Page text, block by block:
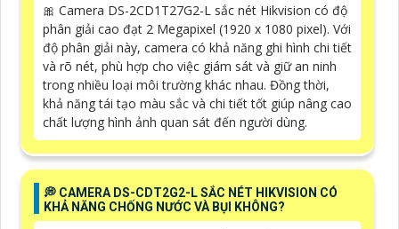
🎀 Camera DS-2CD1T27G2-L sắc nét Hikvision có độ
phân giải cao đạt 2 Megapixel (1920 x 1080 pixel). Với
độ phân giải này, camera có khả năng ghi hình chi tiết
và rõ nét, phù hợp cho việc giám sát và giữ an ninh
trong nhiều loại môi trường khác nhau. Đồng thời,
khả năng tái tạo màu sắc và chi tiết tốt giúp nâng cao
chất lượng hình ảnh quan sát đến người dùng.
️💭 CAMERA DS-CDT2G2-L SẮC NÉT HIKVISION CÓ
KHẢ NĂNG CHỐNG NƯỚC VÀ BỤI KHÔNG?